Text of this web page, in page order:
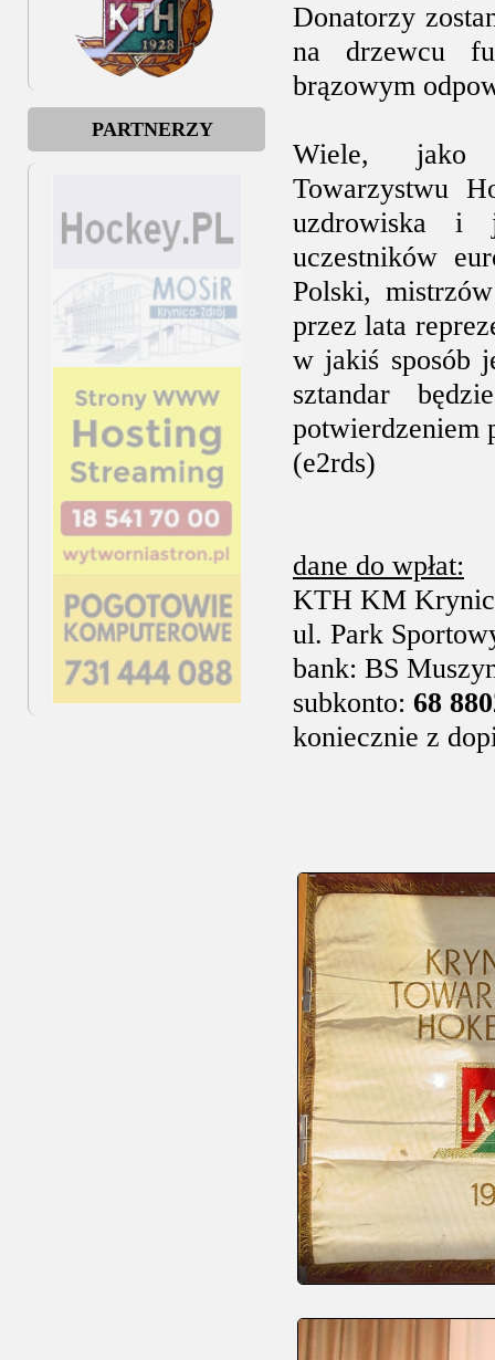
PARTNERZY
Donatorzy
na drzewcu
brązowym
Wiele, jako
Towarzystwu
uzdrowiska i
uczestników
Polski,
przez lata
w jakiś sposób
sztandar
potwierdzeniem
(e2rds)
dane do wpłat:
KTH KM
ul. Park
bank: BS
subkonto: 68
koniecznie z